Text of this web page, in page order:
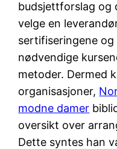
budsjettforslag og
velge en
sertifiseringene
nødvendige
metoder. Dermed
organisasjoner,
modne damer
oversikt over
Dette syntes han